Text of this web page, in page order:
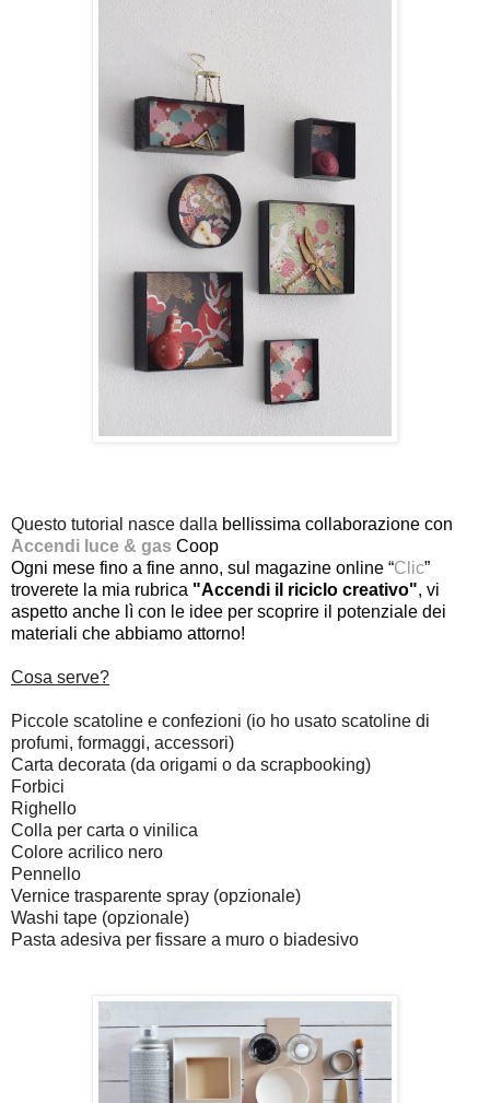
Questo tutorial nasce dalla
Accendi luce & gas Coop
Ogni mese fino a fine anno, sul magazine online “Clic”
troverete la mia rubrica "Accendi il riciclo creativo", vi
aspetto anche lì con le idee per scoprire il potenziale dei
materiali che abbiamo attorno!
Cosa serve?
Piccole scatoline e confezioni (io ho usato scatoline di
profumi, formaggi, accessori)
Carta decorata (da origami o da scrapbooking)
Forbici
Righello
Colla per carta o vinilica
Colore acrilico nero
Pennello
Vernice trasparente spray (opzionale)
Washi tape (opzionale)
Pasta adesiva per fissare a muro o biadesivo